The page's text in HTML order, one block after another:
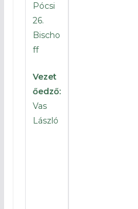
Pócsi
26.
Bischo
ff
Vezet
őedző:
Vas
László